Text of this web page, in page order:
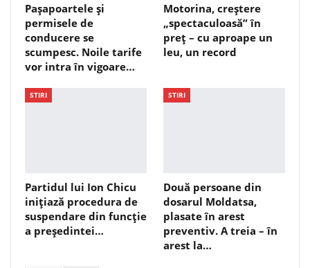
Pașapoartele și
permisele de
conducere se
scumpesc. Noile tarife
vor intra în vigoare…
Motorina, creștere
„spectaculoasă” în
preț – cu aproape un
leu, un record
STIRI
Partidul lui Ion Chicu
inițiază procedura de
suspendare din funcție
a președintei…
STIRI
Două persoane din
dosarul Moldatsa,
plasate în arest
preventiv. A treia – în
arest la…